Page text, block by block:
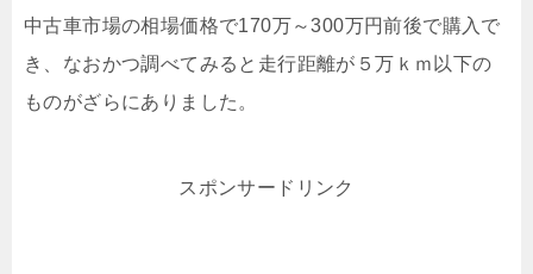
中古車市場の相場価格で170万～300万円前後で購入で
き、なおかつ調べてみると走行距離が５万ｋｍ以下の
ものがざらにありました。
スポンサードリンク